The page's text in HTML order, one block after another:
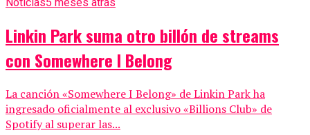
Linkin Park suma otro billón de streams
con Somewhere I Belong
La canción «Somewhere I Belong» de Linkin Park ha
ingresado oficialmente al exclusivo «Billions Club» de
Spotify al superar las...